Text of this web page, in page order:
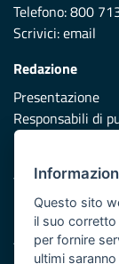
Telefono: 800
Scrivici:email
Redazione
Presentazione
Responsabili di
Vai al sito di
Iniziativa
Asse XI
Questo sito
il suo
per fornire
ultimi